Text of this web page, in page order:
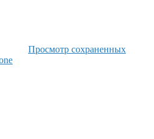
Просмотр сохраненных